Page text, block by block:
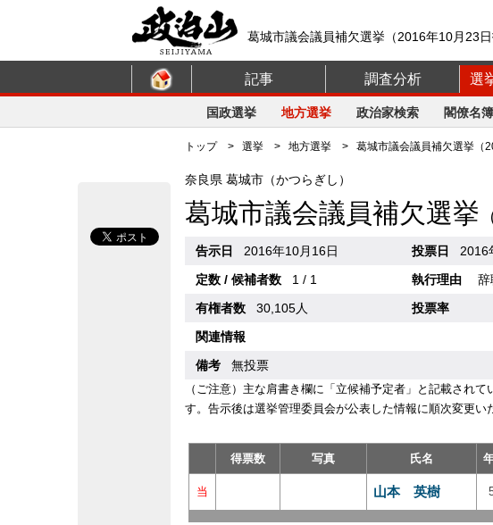
葛城市議会議員補欠選挙（2016年10月23
記事 調査分析 選
国政選挙 地方選挙 政治家検索 閣僚名簿
トップ> 選挙 > 地方選挙 > 葛城市議会議員補欠選挙（
奈良県 葛城市（かつらぎし）
葛城市議会議員補欠選挙
告示日 2016年10月16日 投票日
2016
定数 / 候補者数
1 / 1 執行理由
辞
有権者数
30,105人 投票率
関連情報
備考
無投票
（ご注意）主な肩書き欄に「立候補予定者」と記載され
す。告示後は選挙管理委員会が公表した情報に順次変更い
得票数
写真 氏名
当 山本 英樹